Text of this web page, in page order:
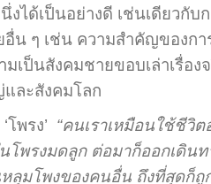
ได้เป็นอย่างดี เช่นเดียวกับ
น ๆ เช่น ความสำคัญของก
เป็นสังคมชายขอบเล่าเรื่อง
ละสังคมโลก
พรง’ “คนเราเหมือนใช้ชีวิ
พรงมดลูก ต่อมาก็ออกเดิน
ลุมโพงของคนอื่น ถึงที่สุดก็